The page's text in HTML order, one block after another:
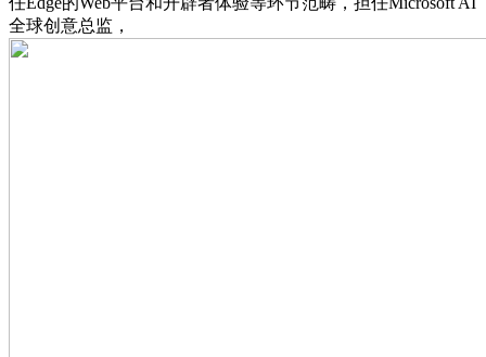
全球创意总监，